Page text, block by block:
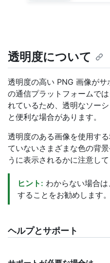
透明度について
透明度の高い PNG 画像がサ
の通信プラットフォームで
れているため、透明なソー
と便利な場合があります。
透明度のある画像を使用す
ていないさまざまな色の背
うに表示されるかに注意して
ヒント: わからない場合
することをお勧めします。
ヘルプとサポート